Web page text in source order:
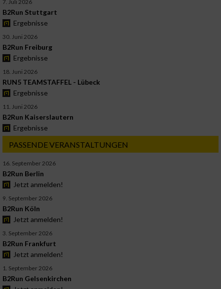
7. Juli 2026
B2Run Stuttgart
Ergebnisse
30. Juni 2026
B2Run Freiburg
Ergebnisse
18. Juni 2026
RUN5 TEAMSTAFFEL - Lübeck
Ergebnisse
11. Juni 2026
B2Run Kaiserslautern
Ergebnisse
PASSENDE VERANSTALTUNGEN
16. September 2026
B2Run Berlin
Jetzt anmelden!
9. September 2026
B2Run Köln
Jetzt anmelden!
3. September 2026
B2Run Frankfurt
Jetzt anmelden!
1. September 2026
B2Run Gelsenkirchen